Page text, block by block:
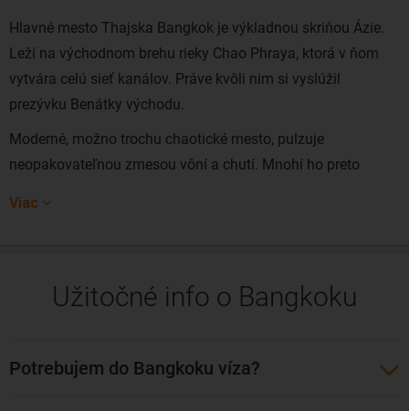
Hlavné mesto Thajska Bangkok je výkladnou skriňou Ázie.
Leží na východnom brehu rieky Chao Phraya, ktorá v ňom
vytvára celú sieť kanálov. Práve kvôli nim si vyslúžil
prezývku Benátky východu.
Moderné, možno trochu chaotické mesto, pulzuje
neopakovateľnou zmesou vôní a chutí. Mnohí ho preto
Siam, nákupný raj Pratunam a rušná čínska štvrť Chinatown.
Airlines,Emirates Airlines), Budapešti (Qatar Airways
Viac
Užitočné info o Bangkoku
Potrebujem do Bangkoku víza?